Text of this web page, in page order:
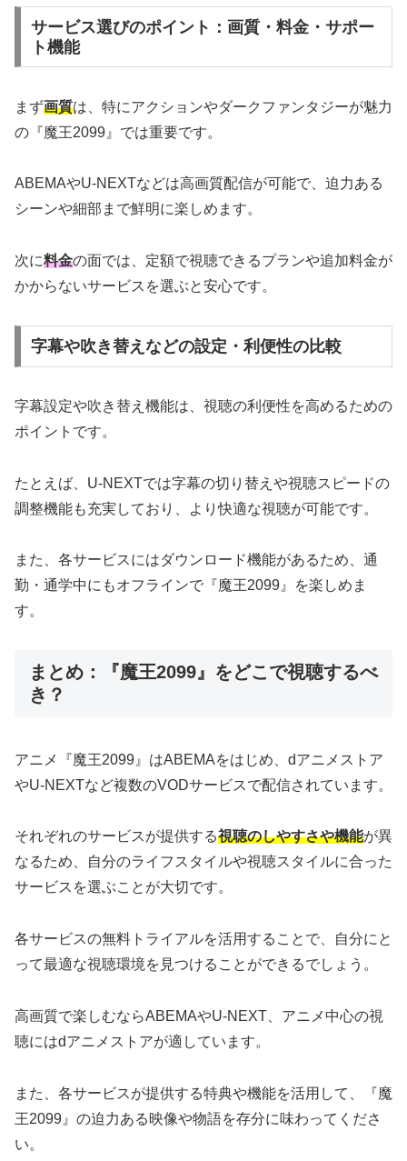
サービス選びのポイント：画質・料金・サポー
ト機能
まず画質は、特にアクションやダークファンタジーが魅力
の『魔王2099』では重要です。
ABEMAやU-NEXTなどは高画質配信が可能で、迫力ある
シーンや細部まで鮮明に楽しめます。
次に料金の面では、定額で視聴できるプランや追加料金が
かからないサービスを選ぶと安心です。
字幕や吹き替えなどの設定・利便性の比較
字幕設定や吹き替え機能は、視聴の利便性を高めるための
ポイントです。
たとえば、U-NEXTでは字幕の切り替えや視聴スピードの
調整機能も充実しており、より快適な視聴が可能です。
また、各サービスにはダウンロード機能があるため、通
勤・通学中にもオフラインで『魔王2099』を楽しめま
す。
まとめ：『魔王2099』をどこで視聴するべ
き？
アニメ『魔王2099』はABEMAをはじめ、dアニメストア
やU-NEXTなど複数のVODサービスで配信されています。
それぞれのサービスが提供する視聴のしやすさや機能が異
なるため、自分のライフスタイルや視聴スタイルに合った
サービスを選ぶことが大切です。
各サービスの無料トライアルを活用することで、自分にと
って最適な視聴環境を見つけることができるでしょう。
高画質で楽しむならABEMAやU-NEXT、アニメ中心の視
聴にはdアニメストアが適しています。
また、各サービスが提供する特典や機能を活用して、『魔
王2099』の迫力ある映像や物語を存分に味わってくださ
い。